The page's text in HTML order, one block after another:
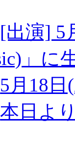
[出演] 5
」に
5月18
本日よ